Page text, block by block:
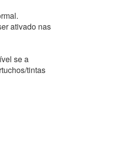
ativado nas
se a
tintas